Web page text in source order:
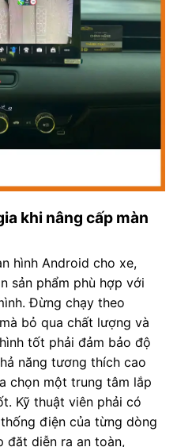
khi nâng cấp màn
hình Android cho xe,
sản phẩm phù hợp với
Đừng chạy theo
bỏ qua chất lượng và
tốt phải đảm bảo độ
năng tương thích cao
chọn một trung tâm lắp
Kỹ thuật viên phải có
điện của từng dòng
đặt diễn ra an toàn,